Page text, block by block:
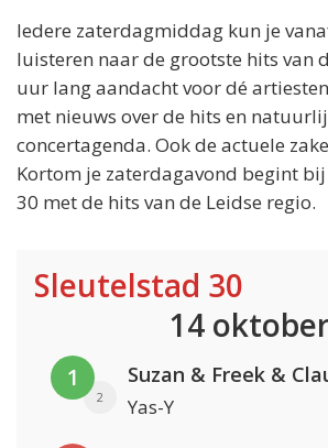
Iedere zaterdagmiddag kun je
luisteren naar de grootste hits van
uur lang aandacht voor dé
met nieuws over de hits en
concertagenda. Ook de actuele
Kortom je zaterdagavond begint
30 met de hits van de Leidse regio.
Sleutelstad 30
14
1
2
Suzan & Freek &
Yas-Y